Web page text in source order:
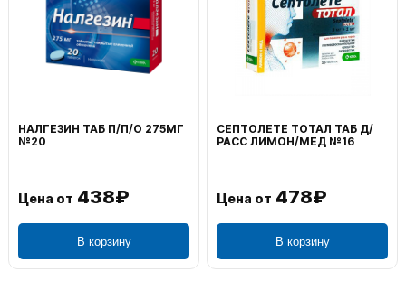
НАЛГЕЗИН ТАБ П/П/О 275МГ
№20
Цена от 438₽
В корзину
СЕПТОЛЕТЕ ТОТАЛ ТАБ Д/
РАСС ЛИМОН/МЕД №16
Цена от 478₽
В корзину